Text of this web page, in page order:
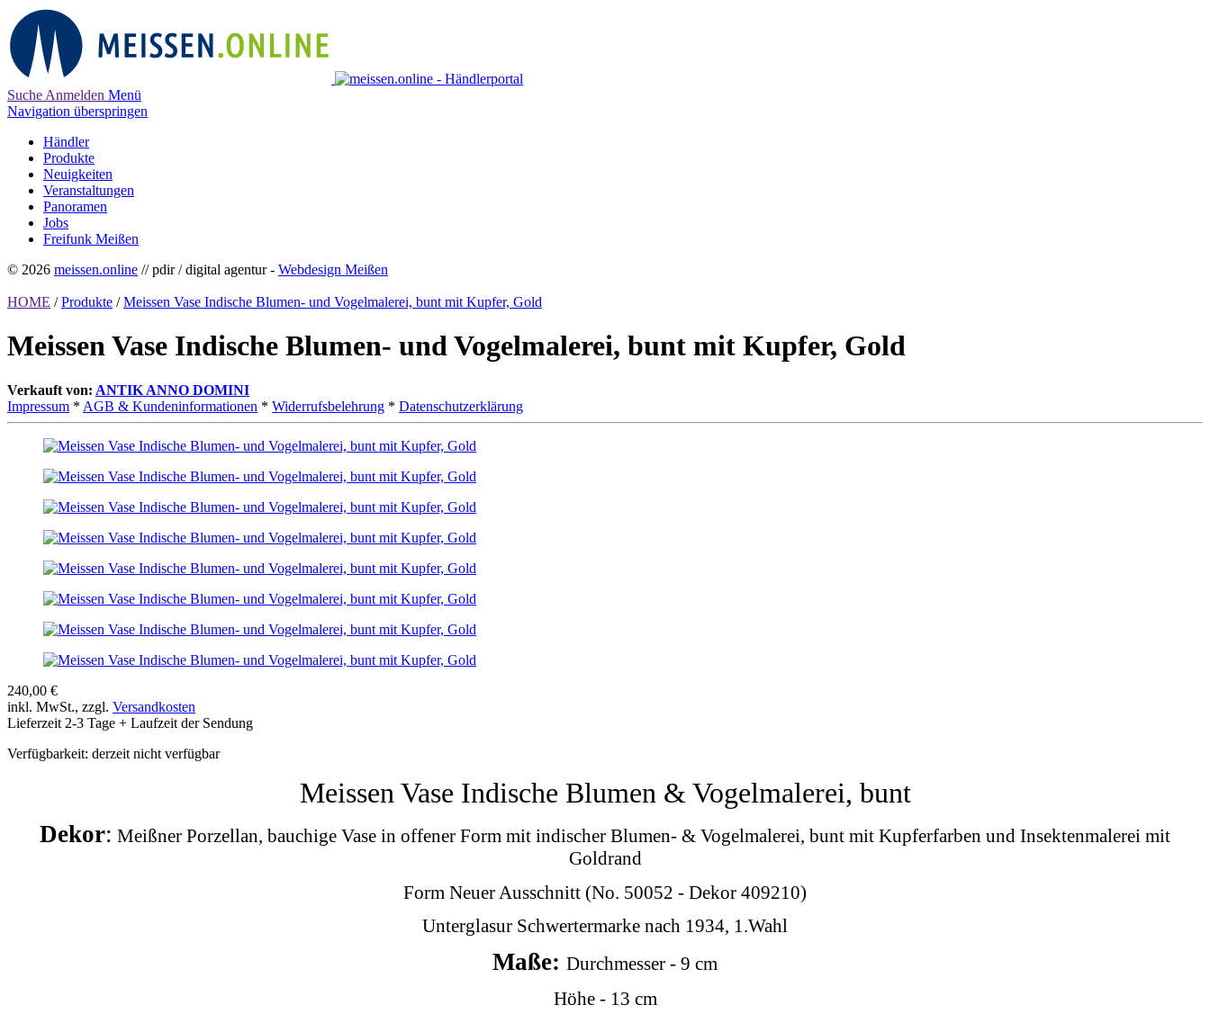
Suche Anmelden Menü
Navigation überspringen
Händler
Produkte
Neuigkeiten
Veranstaltungen
Panoramen
Jobs
Freifunk Meißen
© 2026 meissen.online // pdir / digital agentur - Webdesign Meißen
HOME / Produkte / Meissen Vase Indische Blumen- und Vogelmalerei, bunt mit Kupfer, Gold
Meissen Vase Indische Blumen- und Vogelmalerei, bunt mit Kupfer, Gold
Verkauft von: ANTIK ANNO DOMINI
Impressum * AGB & Kundeninformationen * Widerrufsbelehrung * Datenschutzerklärung
240,00 €
inkl. MwSt., zzgl. Versandkosten
Lieferzeit 2-3 Tage + Laufzeit der Sendung
Verfügbarkeit: derzeit nicht verfügbar
Meissen Vase Indische Blumen & Vogelmalerei, bunt
Dekor: Meißner Porzellan, bauchige Vase in offener Form mit indischer Blumen- & Vogelmalerei, bunt mit Kupferfarben und Insektenmalerei mit
Goldrand
Form Neuer Ausschnitt (No. 50052 - Dekor 409210)
Unterglasur Schwertermarke nach 1934, 1.Wahl
Maße: Durchmesser - 9 cm
Höhe - 13 cm